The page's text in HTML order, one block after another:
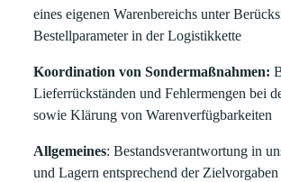
eines eigenen Warenbereichs unter
Bestellparameter in der Logistikkette
Koordination von Sondermaßnahmen:
Lieferrückständen und Fehlermengen bei
sowie Klärung von Warenverfügbarkeiten
Allgemeines: Bestandsverantwortung in
und Lagern entsprechend der Zielvorgaben